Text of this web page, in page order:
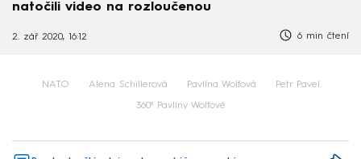
natočili video na rozloučenou
2. zář 2020, 16:12 6 min čtení
NATO Alena Schillerová Pavlína Wolfová Petr Pavel
360⁰ Pavlíny Wolfové